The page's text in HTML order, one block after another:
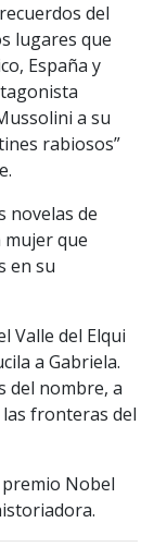
del
lugares que
España y
a su
rabiosos”
novelas de
que
en su
Valle del Elqui
a Gabriela.
del nombre, a
fronteras del
Nobel